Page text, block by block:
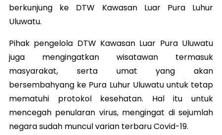
berkunjung ke DTW Kawasan Luar Pura Luhur
Uluwatu.
Pihak pengelola DTW Kawasan Luar Pura Uluwatu
juga mengingatkan wisatawan termasuk
masyarakat, serta umat yang akan
bersembahyang ke Pura Luhur Uluwatu untuk tetap
mematuhi protokol kesehatan. Hal itu untuk
mencegah penularan virus, mengingat di sejumlah
negara sudah muncul varian terbaru Covid-19.